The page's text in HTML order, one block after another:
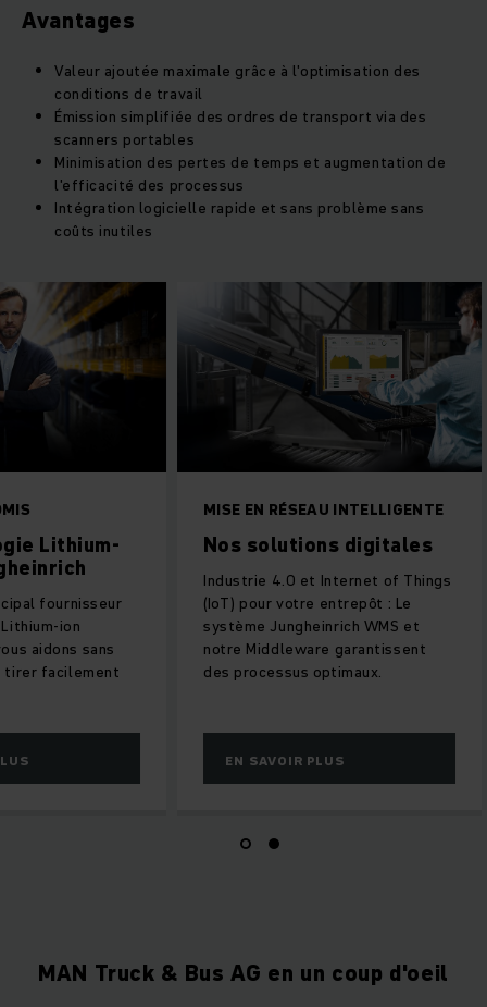
Avantages
Valeur ajoutée maximale grâce à l'optimisation des
conditions de travail
Émission simplifiée des ordres de transport via des
scanners portables
Minimisation des pertes de temps et augmentation de
l'efficacité des processus
Intégration logicielle rapide et sans problème sans
coûts inutiles
Lithium-
fournisseur
ion
aidons sans
tirer facilement
MISE EN RÉSEAU INTELLIGENTE
Nos solutions digitales
Industrie 4.0 et Internet of Things
(IoT) pour votre entrepôt : Le
système Jungheinrich WMS et
notre Middleware garantissent
des processus optimaux.
EN SAVOIR PLUS
MAN Truck & Bus AG en un coup d'oeil